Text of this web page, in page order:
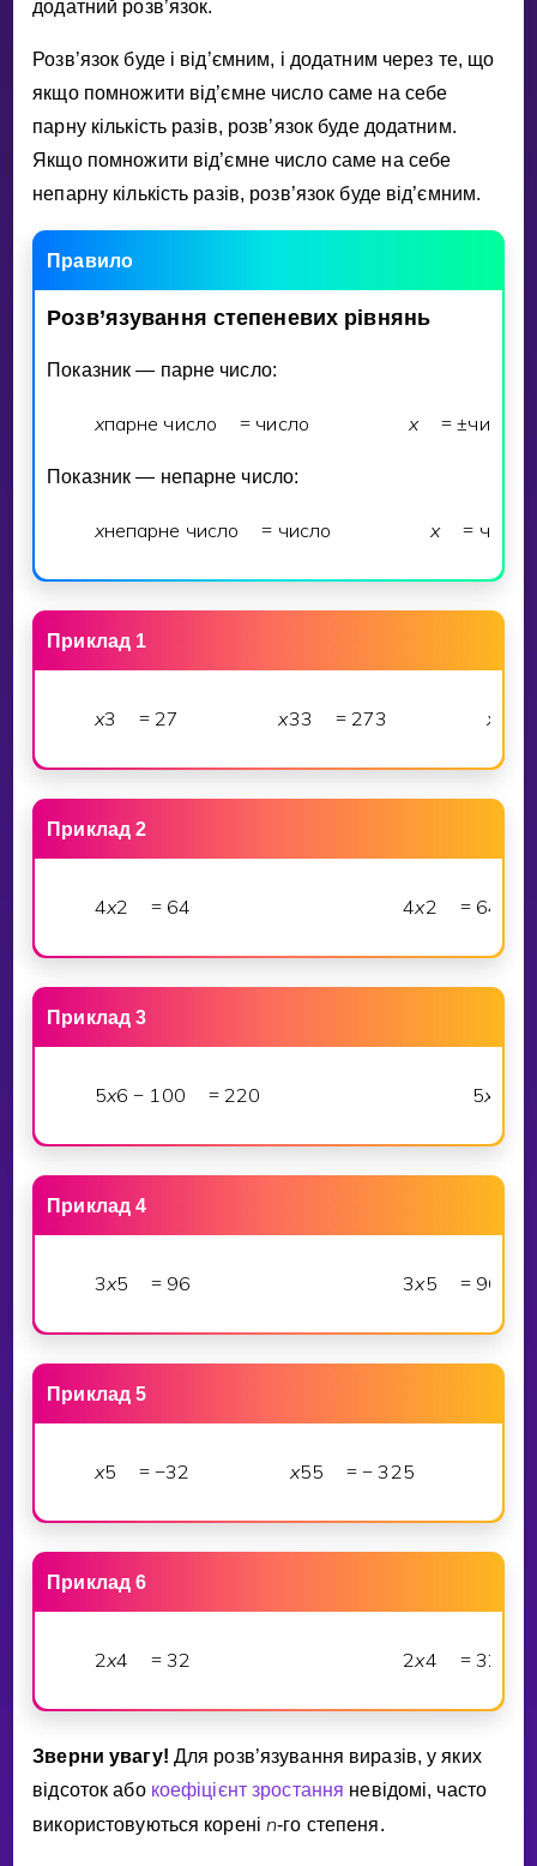
додатний розв’язок.
Розв’язок буде i вiд’ємним, i додатним через те, що
якщо помножити вiд’ємне число саме на себе
парну кiлькiсть разiв, розв’язок буде додатним.
Якщо помножити вiд’ємне число саме на себе
непарну кiлькiсть разiв, розв’язок буде вiд’ємним.
Правило
Розв’язування степеневих рiвнянь
Показник — парне число:
xпарне число = число x = ±число
Показник — непарне число:
xнепарне число = число x = число
Приклад 1
x3 = 27 x33 = 273 x
Приклад 2
4x2 = 64 4x2 = 64
Приклад 3
5x6 − 100 = 220 5x
Приклад 4
3x5 = 96 3x5 = 96
Приклад 5
x5 = −32 x55 = − 325
Приклад 6
2x4 = 32 2x4 = 32
Зверни увагу! Для розв’язування виразiв, у яких
вiдсоток або коефiцiєнт зростання невiдомi, часто
використовуються коренi n-го степеня.